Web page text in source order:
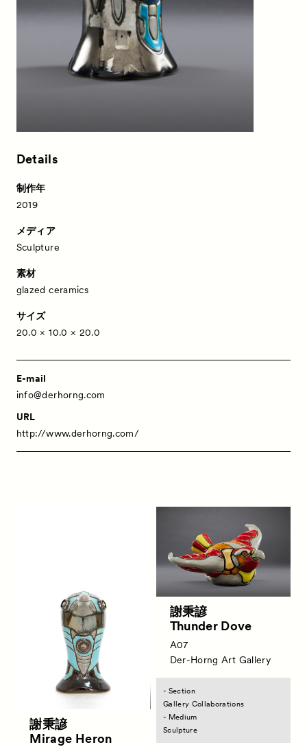
出展ギャラリー一覧
Artworks
Talks トークイベント
Special Programs
Satellite Programs サテライトプログラム
Visitor Information 来場者向け情報
Details
制作年
2019
メディア
Sculpture
素材
glazed ceramics
サイズ
20.0 × 10.0 × 20.0
E-mail
info@derhorng.com
URL
http://www.derhorng.com/
謝秉諺
Mirage Heron
謝秉諺
Thunder Dove
A07
Der-Horng Art Gallery
- Section
Gallery Collaborations
- Medium
Sculpture